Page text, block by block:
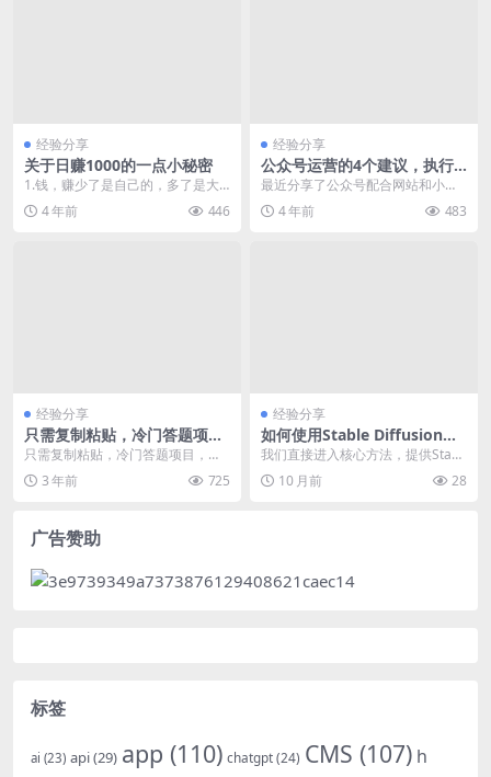
经验分享
关于日赚1000的一点小秘密
1.钱，赚少了是自己的，多了是大
家的，再多就是国家的。我说这个
没别的意思，就是希...
4 年前 446
经验分享
公众号运营的4个建议，执行
到位让你的公众号如虎添翼
最近分享了公众号配合网站和小程
序的三位一体玩法，很多小伙伴已
经开始执行，目前有的...
4 年前 483
经验分享
只需复制粘贴，冷门答题项
目，轻松月入6000
只需复制粘贴，冷门答题项目，轻
松月入6000 课程介绍： 很多人想
找那种随随便便...
3 年前 725
经验分享
如何使用Stable Diffusion在
线免费生成高质量图片及具体
操作方法
我们直接进入核心方法，提供Stabl
e Diffusion、Midjourney...
10 月前 28
广告赞助
标签
ai (23) api(29) app (110) chatgpt(24) CMS (107) h